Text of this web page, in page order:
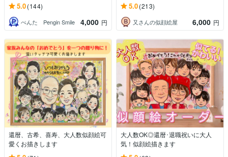
5.0(144)
ぺんた Pengin Smile 4,000 円
5.0(213)
又さんの似顔絵屋 6,000 円
還暦、古希、喜寿、大人数似顔絵可
愛くお描きします
大人数OK◎還暦･退職祝いに大人
気！似顔絵描きます